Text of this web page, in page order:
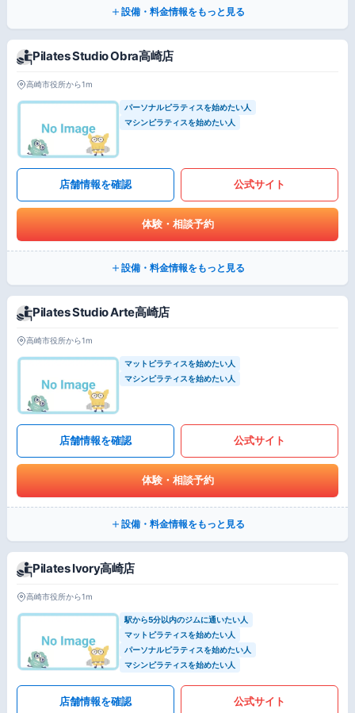
設備・料金情報をもっと見る
Pilates Studio Obra高崎店
高崎市役所から1m
パーソナルピラティスを始めたい人
マシンピラティスを始めたい人
店舗情報を確認 公式サイト
体験・相談予約
設備・料金情報をもっと見る
Pilates Studio Arte高崎店
高崎市役所から1m
マットピラティスを始めたい人
マシンピラティスを始めたい人
店舗情報を確認 公式サイト
体験・相談予約
設備・料金情報をもっと見る
Pilates Ivory高崎店
高崎市役所から1m
駅から5分以内のジムに通いたい人
マットピラティスを始めたい人
パーソナルピラティスを始めたい人
マシンピラティスを始めたい人
店舗情報を確認 公式サイト